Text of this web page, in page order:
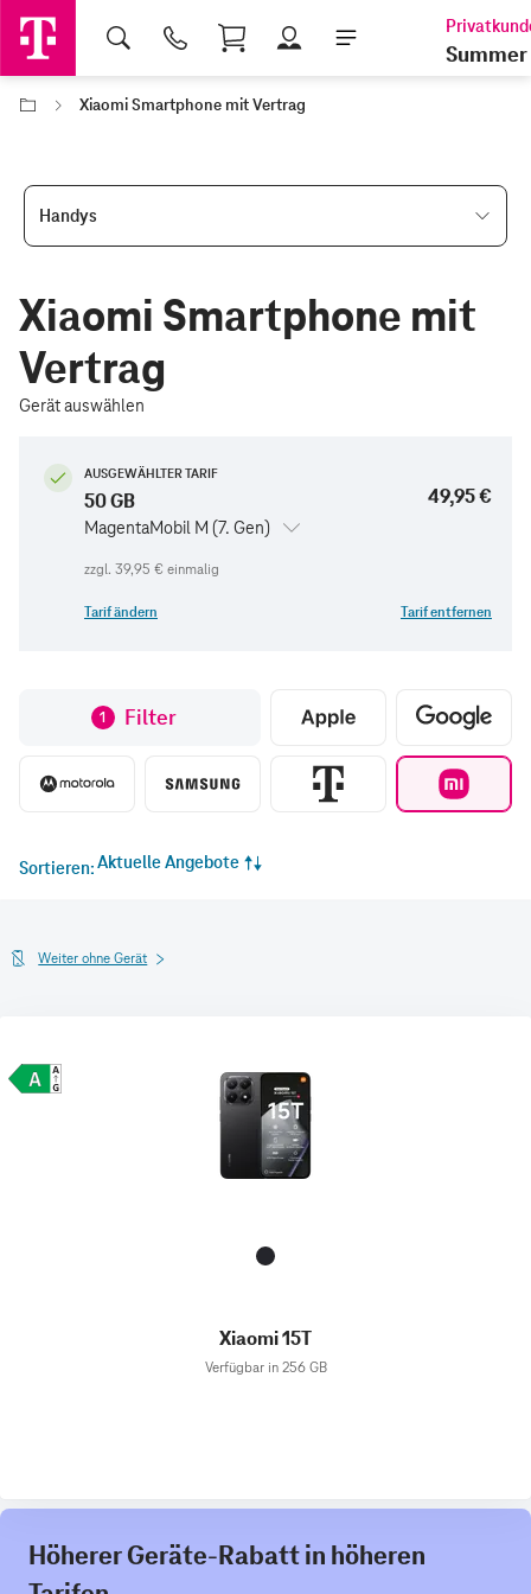
Shopping Cart
Summer
Xiaomi Smartphone mit Vertrag
Handys
Xiaomi Smartphone mit
Vertrag
Gerät auswählen
AUSGEWÄHLTER TARIF
50 GB
MagentaMobil M (7. Gen)
49,95 €
zzgl. 39,95 € einmalig
Tarif ändern Tarif entfernen
1 Filter
Sortieren Aktuelle Angebote
Weiter ohne Gerät
Xiaomi 15T
Verfügbar in 256 GB
Höherer Geräte-Rabatt in höheren